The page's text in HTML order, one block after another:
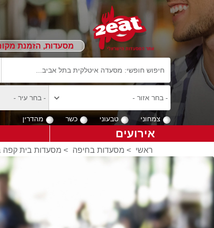
מסעדות, הזמנת
צמחוני טבעוני כשר מהדרין
אירועים
ראשי > מסעדות בחיפה > מסעדות בית קפה